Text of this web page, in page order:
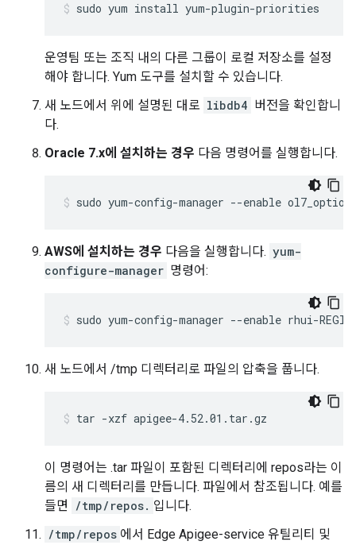
sudo yum install yum-plugin-priorities
운영팀 또는 조직 내의 다른 그룹이 로컬 저장소를 설정
해야 합니다. Yum 도구를 설치할 수 있습니다.
새 노드에서 위에 설명된 대로 libdb4 버전을 확인합니
다.
Oracle 7.x에 설치하는 경우 다음 명령어를 실행합니다.
sudo yum-config-manager --enable
AWS에 설치하는 경우 다음을 실행합니다. yum-
configure-manager 명령어:
sudo yum-config-manager --enable rhui-
새 노드에서 /tmp 디렉터리로 파일의 압축을 풉니다.
tar -xzf apigee-4.52.01.tar.gz
이 명령어는 .tar 파일이 포함된 디렉터리에 repos라는 이
름의 새 디렉터리를 만듭니다. 파일에서 참조됩니다. 예를
들면
/tmp/repos. 입니다.
/tmp/repos 에서 Edge Apigee-service 유틸리티 및